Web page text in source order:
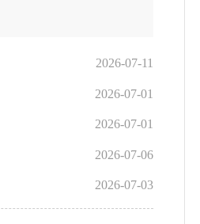
2026-07-11
2026-07-01
2026-07-01
2026-07-06
2026-07-03